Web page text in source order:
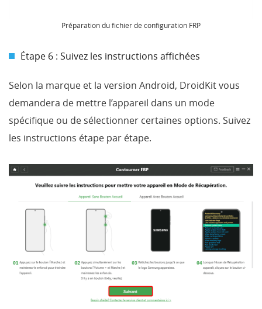
Préparation du fichier de configuration FRP
Étape 6 : Suivez les instructions affichées
Selon la marque et la version Android, DroidKit vous
demandera de mettre l’appareil dans un mode
spécifique ou de sélectionner certaines options. Suivez
les instructions étape par étape.